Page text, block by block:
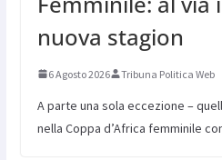
nuova stagion
6 Agosto 2026 Tribuna Politica Web
A parte una sola eccezione –
nella Coppa d’Africa femminile